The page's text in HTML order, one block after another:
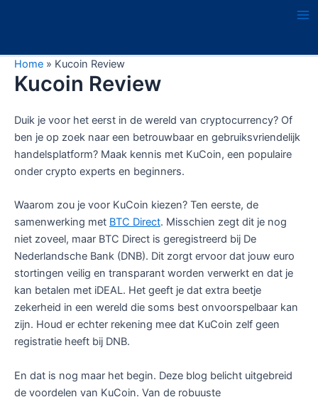
inhoud
Home » Kucoin Review
Kucoin Review
Duik je voor het eerst in de wereld van cryptocurrency? Of
ben je op zoek naar een betrouwbaar en gebruiksvriendelijk
handelsplatform? Maak kennis met KuCoin, een populaire
onder crypto experts en beginners.
Waarom zou je voor KuCoin kiezen? Ten eerste, de
samenwerking met BTC Direct. Misschien zegt dit je nog
niet zoveel, maar BTC Direct is geregistreerd bij De
Nederlandsche Bank (DNB). Dit zorgt ervoor dat jouw euro
stortingen veilig en transparant worden verwerkt en dat je
kan betalen met iDEAL. Het geeft je dat extra beetje
zekerheid in een wereld die soms best onvoorspelbaar kan
zijn. Houd er echter rekening mee dat KuCoin zelf geen
registratie heeft bij DNB.
En dat is nog maar het begin. Deze blog belicht uitgebreid
de voordelen van KuCoin. Van de robuuste